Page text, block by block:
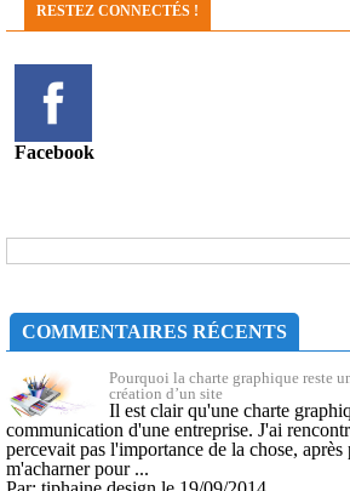
RESTEZ CONNECTÉS !
Facebook
COMMENTAIRES RÉCENTS
Pourquoi la charte graphique reste
création d’un site
Il est clair qu'une charte
communication d'une entreprise. J'ai
percevait pas l'importance de la chose, après
m'acharner pour ...